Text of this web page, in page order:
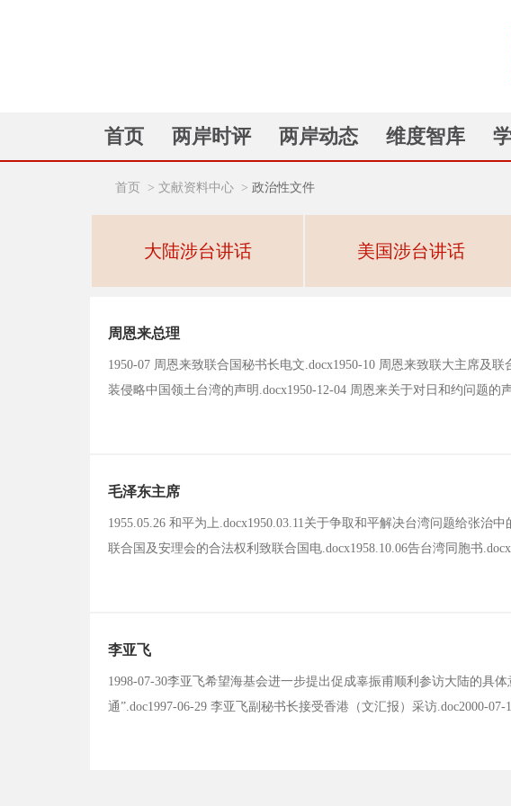
首页 两岸时评 两岸动态 维度智库
首页 > 文献资料中心 > 政治性文件
大陆涉台讲话 美国涉台讲话
周恩来总理
1950-07 周恩来致联合国秘书长电文.docx1950-10 周恩来致联大主席及
装侵略中国领土台湾的声明.docx1950-12-04 周恩来关于对日和约问题的
毛泽东主席
1955.05.26 和平为上.docx1950.03.11关于争取和平解决台湾问题给张治
联合国及安理会的合法权利致联合国电.docx1958.10.06告台湾同胞书
李亚飞
1998-07-30李亚飞希望海基会进一步提出促成辜振甫顺利参访大陆的具
通”.doc1997-06-29 李亚飞副秘书长接受香港（文汇报）采访.doc2000-